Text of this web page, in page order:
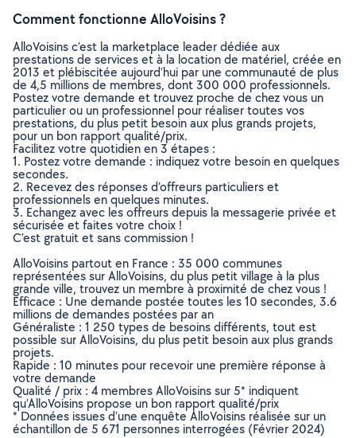
Comment fonctionne AlloVoisins ?
AlloVoisins c’est la marketplace leader dédiée aux
prestations de services et à la location de matériel, créée en
2013 et plébiscitée aujourd’hui par une communauté de plus
de 4,5 millions de membres, dont 300 000 professionnels.
Postez votre demande et trouvez proche de chez vous un
particulier ou un professionnel pour réaliser toutes vos
prestations, du plus petit besoin aux plus grands projets,
pour un bon rapport qualité/prix.
Facilitez votre quotidien en 3 étapes :
1. Postez votre demande : indiquez votre besoin en quelques
secondes.
2. Recevez des réponses d’offreurs particuliers et
professionnels en quelques minutes.
3. Echangez avec les offreurs depuis la messagerie privée et
sécurisée et faites votre choix !
C’est gratuit et sans commission !
AlloVoisins partout en France : 35 000 communes
représentées sur AlloVoisins, du plus petit village à la plus
grande ville, trouvez un membre à proximité de chez vous !
Efficace : Une demande postée toutes les 10 secondes, 3.6
millions de demandes postées par an
Généraliste : 1 250 types de besoins différents, tout est
possible sur AlloVoisins, du plus petit besoin aux plus grands
projets.
Rapide : 10 minutes pour recevoir une première réponse à
votre demande
Qualité / prix : 4 membres AlloVoisins sur 5* indiquent
qu’AlloVoisins propose un bon rapport qualité/prix
* Données issues d’une enquête AlloVoisins réalisée sur un
échantillon de 5 671 personnes interrogées (Février 2024)